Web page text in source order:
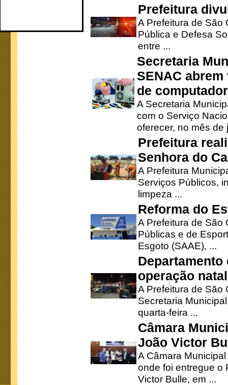
Prefeitura
A Prefeitura de São
Pública e Defesa
entre ...
Secretaria
SENAC
de
A Secretaria
com o Serviço
oferecer, no mês de
Prefeitura
Senhora do
A Prefeitura
Serviços Públicos,
limpeza ...
Reforma do
A Prefeitura de São
Públicas e de
Esgoto (SAAE), ...
operação
A Prefeitura de São
Secretaria
quarta-feira ...
Câmara
João Victor
A Câmara
onde foi entregue o
Victor Bulle, em ...